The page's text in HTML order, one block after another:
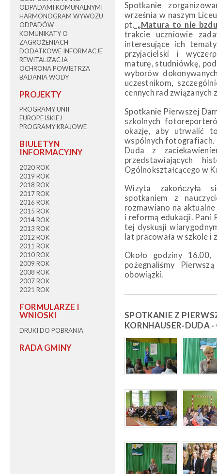
ODPADAMI KOMUNALNYMI
HARMONOGRAM WYWOZU
ODPADÓW
KOMUNIKATY O
ZAGROŻENIACH
DODATKOWE INFORMACJE
REWITALIZACJA
OCHRONA POWIETRZA
BADANIA WODY
PROJEKTY
PROGRAMY UNII
EUROPEJSKIEJ
PROGRAMY KRAJOWE
BIULETYN
INFORMACYJNY
2020 ROK
2019 ROK
2018 ROK
2017 ROK
2016 ROK
2015 ROK
2014 ROK
2013 ROK
2012 ROK
2011 ROK
2010 ROK
2009 ROK
2008 ROK
2007 ROK
2021 ROK
FORMULARZE I
WNIOSKI
DRUKI DO POBRANIA
RADA GMINY
Spotkanie
września w naszym
pt.„Matura to nie
trakcie uczniowie
interesujące ich
przyjacielski i
maturę, studniówkę,
wyborów
uczestnikom,
cennych rad
Spotkanie Pierwszej
szkolnych
okazję, aby utrwalić
wspólnych fotografiach.
Duda z
przedstawiających
Ogólnokształcącego w
Wizyta zakończyła
spotkaniem z
rozmawiano na
i reformą edukacji. Pani
tej dyskusji
lat pracowała w szkole i
Około godziny 16.00,
pożegnaliśmy
obowiązki.
SPOTKANIE Z
KORNHAUSER-DUDA -